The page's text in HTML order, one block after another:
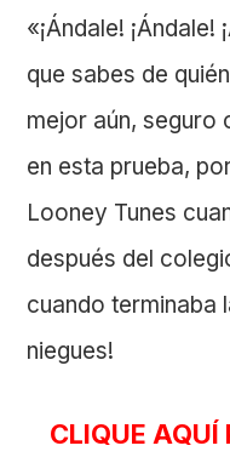
«¡Ándale!
que sabes de
mejor aún, seguro
en esta prueba,
Looney Tunes
después del
cuando terminaba
niegues!
CLIQUE AQUÍ